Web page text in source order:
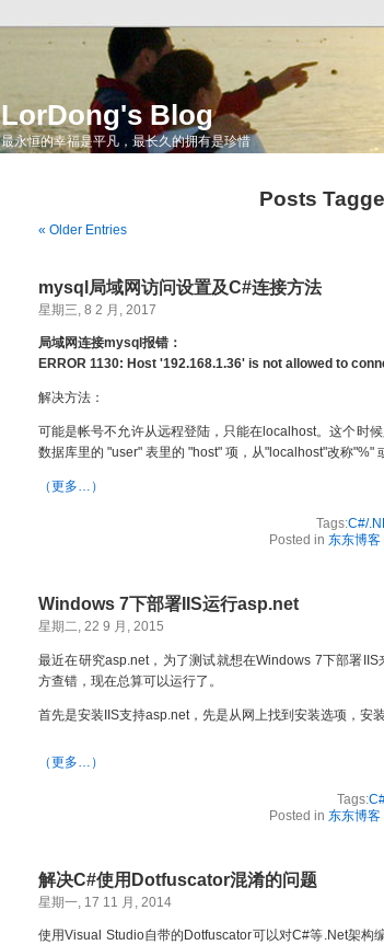
LorDong's Blog
最永恒的幸福是平凡，最长久的拥有是珍惜
Posts
« Older Entries
mysql局域网访问设置及C#连接方法
星期三, 8 2 月, 2017
局域网连接mysql报错：
ERROR 1130: Host '192.168.1.36' is not allowed to
解决方法：
可能是帐号不允许从远程登陆，只能在localhost。这个时
数据库里的 "user" 表里的 "host" 项，从"localhost"改称"%"
（更多…）
Tags:C#/
Posted in 东东博客|
Windows 7下部署IIS运行asp.net
星期二, 22 9 月, 2015
最近在研究asp.net，为了测试就想在Windows 7下部署
方查错，现在总算可以运行了。
首先是安装IIS支持asp.net，先是从网上找到安装选项，安
（更多…）
Tags:
Posted in 东东博客|
解决C#使用Dotfuscator混淆的问题
星期一, 17 11 月, 2014
使用Visual Studio自带的Dotfuscator可以对C#等.Net架